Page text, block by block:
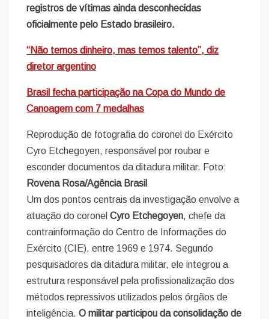
registros de vítimas ainda desconhecidas
oficialmente pelo Estado brasileiro.
“Não temos dinheiro, mas temos talento”, diz
diretor argentino
Brasil fecha participação na Copa do Mundo de
Canoagem com 7 medalhas
Reprodução de fotografia do coronel do Exército
Cyro Etchegoyen, responsável por roubar e
esconder documentos da ditadura militar. Foto:
Rovena Rosa/Agência Brasil
Um dos pontos centrais da investigação envolve a
atuação do coronelCyro Etchegoyen, chefe da
contrainformação do Centro de Informações do
Exército (CIE), entre 1969 e 1974. Segundo
pesquisadores da ditadura militar, ele integrou a
estrutura responsável pela profissionalização dos
métodos repressivos utilizados pelos órgãos de
inteligência.O militar participou da consolidação de